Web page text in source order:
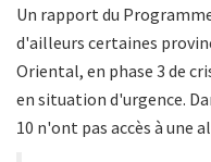
Un rapport du
d'ailleurs certaines
Oriental, en phase 3 de
en situation d'urgence.
10 n'ont pas accès à une